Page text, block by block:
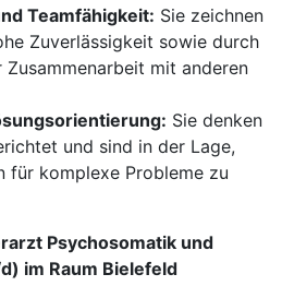
Teamfähigkeit: Sie zeichnen
Zuverlässigkeit sowie durch
mit anderen
Sie denken
und sind in der Lage,
für komplexe Probleme zu
Psychosomatik und
im Raum Bielefeld